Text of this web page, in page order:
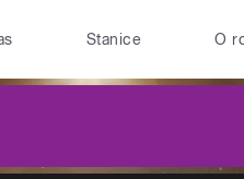
Stanice O